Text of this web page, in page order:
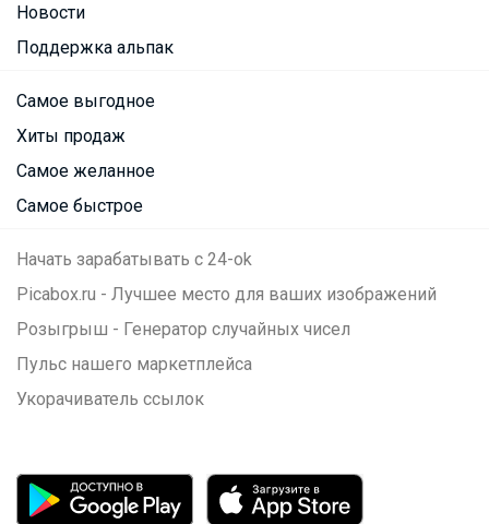
Новости
Поддержка альпак
Самое выгодное
Хиты продаж
Самое желанное
Самое быстрое
Начать зарабатывать с 24-ok
Picabox.ru - Лучшее место для ваших изображений
Розыгрыш - Генератор случайных чисел
Пульс нашего маркетплейса
Укорачиватель ссылок